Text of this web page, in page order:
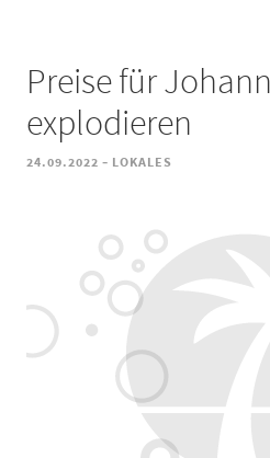
Preise für
explodieren
24.09.2022 - LOKALES